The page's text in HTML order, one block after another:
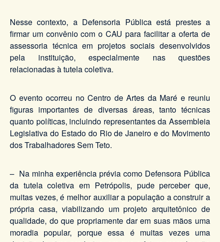
Nesse contexto, a Defensoria Pública está prestes a
firmar um convênio com o CAU para facilitar a oferta de
assessoria técnica em projetos sociais desenvolvidos
pela instituição, especialmente nas questões
relacionadas à tutela coletiva.
O evento ocorreu no Centro de Artes da Maré e reuniu
figuras importantes de diversas áreas, tanto técnicas
quanto políticas, incluindo representantes da Assembleia
Legislativa do Estado do Rio de Janeiro e do Movimento
dos Trabalhadores Sem Teto.
– Na minha experiência prévia como Defensora Pública
da tutela coletiva em Petrópolis, pude perceber que,
muitas vezes, é melhor auxiliar a população a construir a
própria casa, viabilizando um projeto arquitetônico de
qualidade, do que propriamente dar em suas mãos uma
moradia popular, porque essa é muitas vezes uma